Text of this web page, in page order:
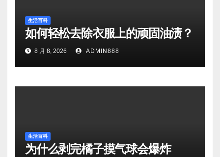
生活百科
如何轻松去除衣服上的顽固油渍？
8 月 8, 2026 ADMIN888
生活百科
为什么剥完橘子摸气球会爆炸